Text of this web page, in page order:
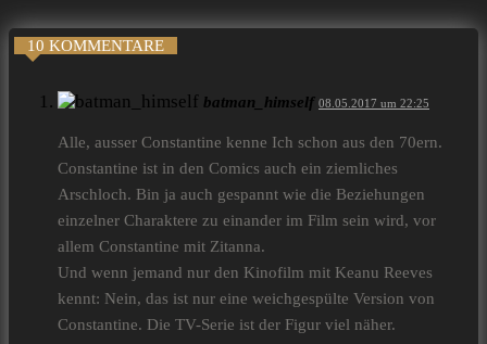
10 KOMMENTARE
batman_himself 08.05.2017 um 22:25
Alle, ausser Constantine kenne Ich schon aus den 70ern.
Constantine ist in den Comics auch ein ziemliches
Arschloch. Bin ja auch gespannt wie die Beziehungen
einzelner Charaktere zu einander im Film sein wird, vor
allem Constantine mit Zitanna.
Und wenn jemand nur den Kinofilm mit Keanu Reeves
kennt: Nein, das ist nur eine weichgespülte Version von
Constantine. Die TV-Serie ist der Figur viel näher.